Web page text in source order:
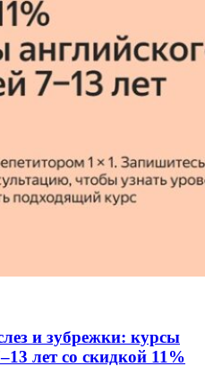
и зубрежки: курсы
лет со скидкой 11%